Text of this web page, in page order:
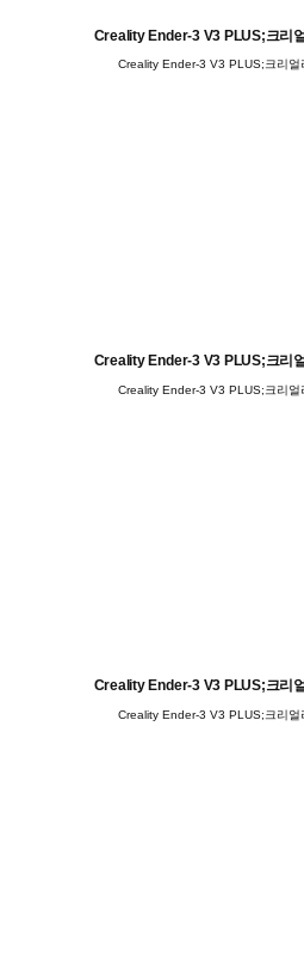
Creality Ender-3 V3 PLUS;크리
Creality Ender-3 V3 PLUS;크리
Creality Ender-3 V3 PLUS;크리
Creality Ender-3 V3 PLUS;크리
Creality Ender-3 V3 PLUS;크리
Creality Ender-3 V3 PLUS;크리